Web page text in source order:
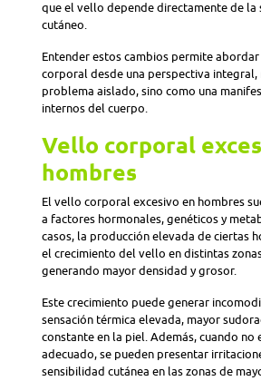
que el vello depende directamente de la
cutáneo.
Entender estos cambios permite
corporal desde una perspectiva integral,
problema aislado, sino como una
internos del cuerpo.
Vello corporal
hombres
El vello corporal excesivo en hombres
a factores hormonales, genéticos y
casos, la producción elevada de ciertas
el crecimiento del vello en distintas
generando mayor densidad y grosor.
Este crecimiento puede generar
sensación térmica elevada, mayor
constante en la piel. Además, cuando no
adecuado, se pueden presentar
sensibilidad cutánea en las zonas de